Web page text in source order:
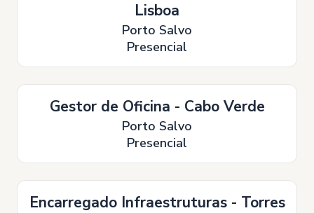
Lisboa
Porto Salvo
Presencial
Gestor de Oficina - Cabo Verde
Porto Salvo
Presencial
Encarregado Infraestruturas - Torres